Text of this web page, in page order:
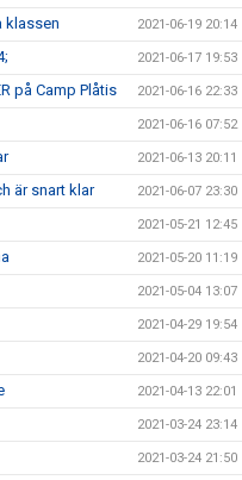
klassen 2021-06-19 20:14
2021-06-17 19:53
på Camp Plåtis 2021-06-16 22:33
2021-06-16 07:52
2021-06-13 20:11
är snart klar 2021-06-07 23:30
2021-05-21 12:45
2021-05-20 11:19
2021-05-04 13:07
2021-04-29 19:54
2021-04-20 09:43
2021-04-13 22:01
2021-03-24 23:14
2021-03-24 21:50